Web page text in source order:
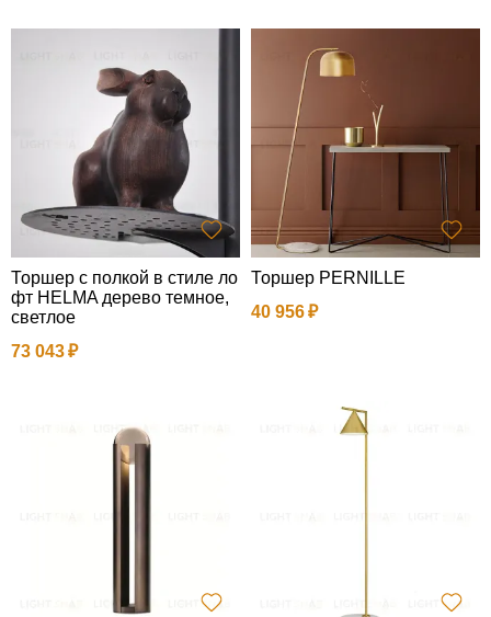
Торшер с полкой в стиле ло
фт HELMA дерево темное,
светлое
73 043
Торшер PERNILLE
40 956